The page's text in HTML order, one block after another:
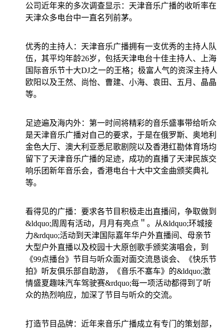
公司近年来的多次调查显示：天津音乐广播的收听率在
天津众多电台中一直名列前茅。
优秀的主持人：天津音乐广播拥有一支优秀的主持人队
伍，其平均年龄26岁，包括天津电台十佳主持人、上海
国际音乐节十大DJ之一的王格；极富人气的资深主持人
欧阳以及王然、尚怡、曹建、小海、袁田、五月、晶晶
等。
足迹遍及海内外：第一时间将精彩的音乐盛事带给听众
是天津音乐广播对自己的要求，于是在俄罗斯、奥地利
金色大厅、澳大利亚悉尼歌剧院以及香港红勘体育场均
留下了天津音乐广播的足迹，成功的直播了天津民族交
响乐团新年音乐会，香港电台十大中文金曲颁奖典礼
等。
看得见的广播：要求各节目积极走出直播间，争取做到
&ldquo;周周有活动，月月有亮点＂。从&ldquo;环城接
力&rdquo;活动到天津国际嘉年华户外直播间、母亲节
大型户外直播以及校园十大原创歌手颁奖演唱会，到
《99点播台》节目与听众面对面交流恳谈会、《快乐节
拍》听友俱乐部自助游，《音乐不塞车》的&ldquo;激
情盛夏趣味汽车驾驶赛&rdquo;每一项活动都得到了听
众的热烈响应，加深了节目与听众的交流。
打造节目品牌：近年来音乐广播成立有专门的策划部，